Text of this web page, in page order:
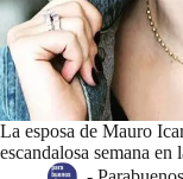
La esposa de Mauro
escandalosa semana en